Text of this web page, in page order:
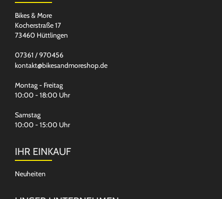
Bikes & More
Kocherstraße 17
73460 Hüttlingen
07361 / 970456
kontakt@bikesandmoreshop.de
Montag - Freitag
10:00 - 18:00 Uhr
Samstag
10:00 - 15:00 Uhr
IHR EINKAUF
Neuheiten